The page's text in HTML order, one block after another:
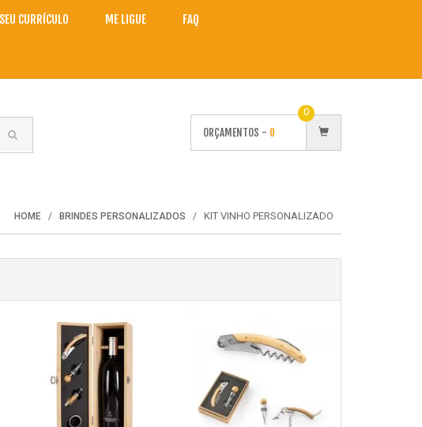
SEU CURRÍCULO ME LIGUE FAQ
ORÇAMENTOS - 0
0
HOME BRINDES PERSONALIZADOS KIT VINHO PERSONALIZADO